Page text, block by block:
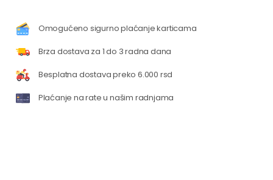
Omogućeno sigurno plaćanje karticama
Brza dostava za 1 do 3 radna dana
Besplatna dostava preko 6.000 rsd
Plaćanje na rate u našim radnjama